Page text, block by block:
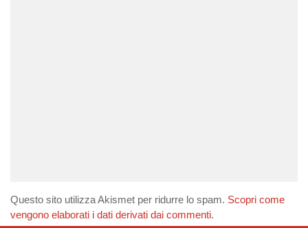
Questo sito utilizza Akismet per ridurre lo spam. Scopri come
vengono elaborati i dati derivati dai commenti.